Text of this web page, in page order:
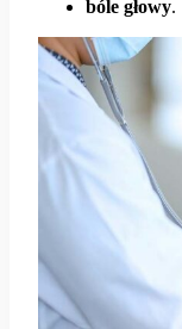
bóle głowy.